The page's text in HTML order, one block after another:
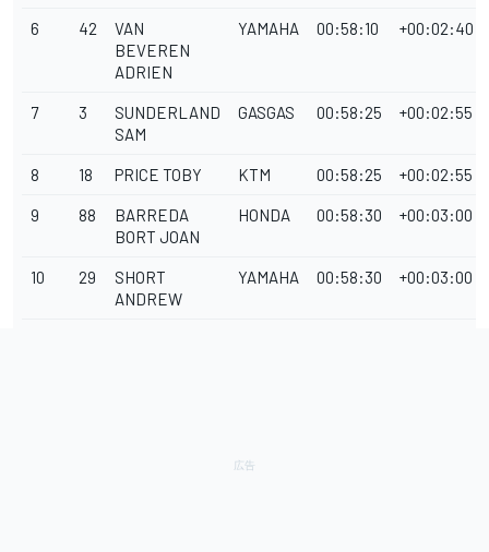
6 42
VAN
BEVEREN
ADRIEN
YAMAHA 00:58:10 +00:02:40
7 3
SUNDERLAND
SAM
GASGAS 00:58:25 +00:02:55
8 18 PRICE TOBY KTM 00:58:25 +00:02:55
9 88
BARREDA
BORT JOAN
HONDA 00:58:30 +00:03:00
10 29
SHORT
ANDREW
YAMAHA 00:58:30 +00:03:00